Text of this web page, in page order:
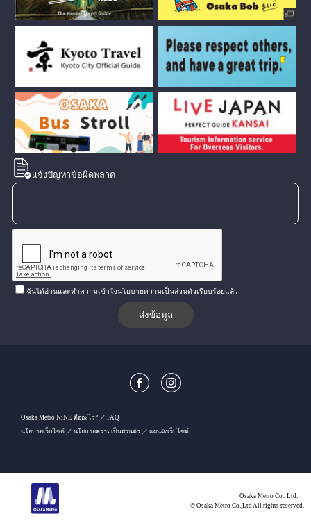
แจ้งปัญหาข้อผิดพลาด
ฉันได้อ่านและทำความเข้าใจนโยบายความเป็นส่วนตัวเรียบร้อยแล้ว
Osaka Metro NiNE คืออะไร?
FAQ
นโยบายเว็บไซต์
นโยบายความเป็นส่วนตัว แผนผังเว็บไซต์
Osaka Metro Co., Ltd.
© Osaka Metro Co.,Ltd All rights reserved.